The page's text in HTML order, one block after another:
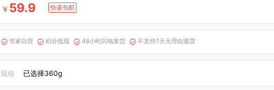
￥ 59.9 快递包邮
 管家自营  积分抵现  48小时闪电发货  不支持7天无理由退货
规格 已选择360g